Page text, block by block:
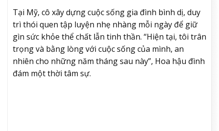
Tại Mỹ, cô xây dựng cuộc sống gia đình bình dị, duy
trì thói quen tập luyện nhẹ nhàng mỗi ngày để giữ
gìn sức khỏe thể chất lẫn tinh thần. “Hiện tại, tôi trân
trọng và bằng lòng với cuộc sống của mình, an
nhiên cho những năm tháng sau này”, Hoa hậu đình
đám một thời tâm sự.